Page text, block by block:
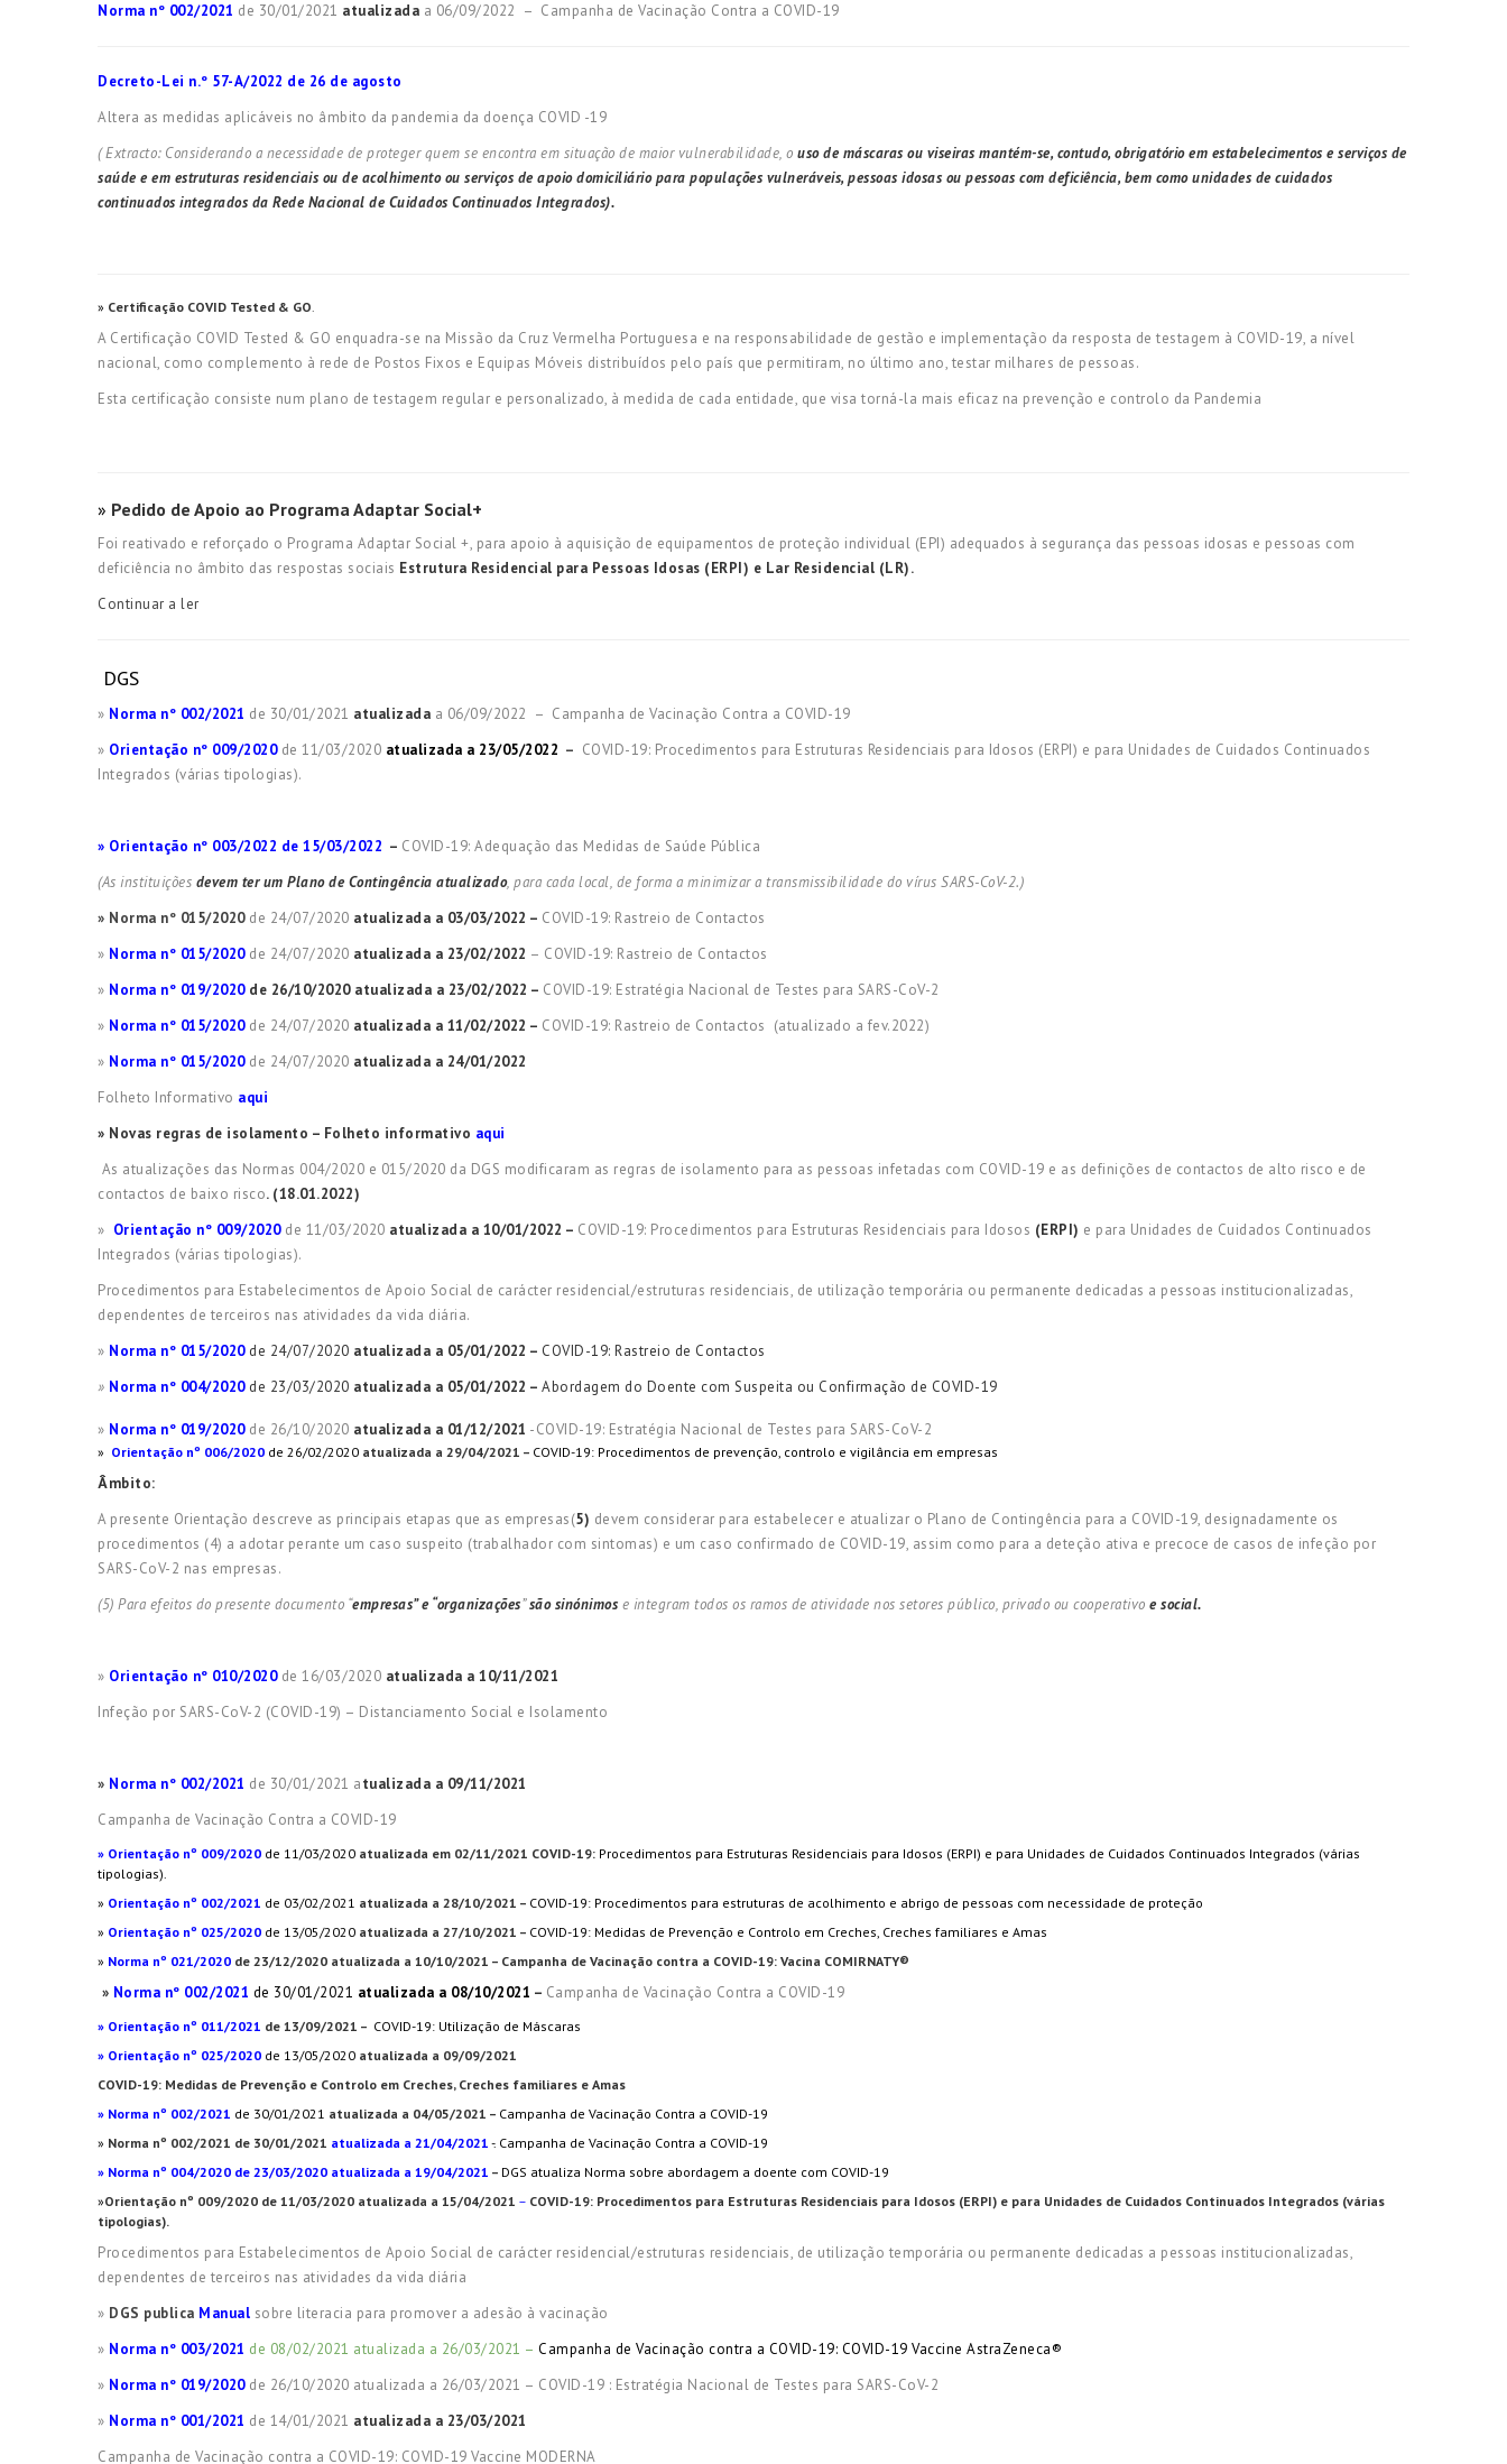
Norma nº 002/2021 de 30/01/2021 atualizada a 06/09/2022 – Campanha de Vacinação Contra a COVID-19
Decreto-Lei n.º 57-A/2022 de 26 de agosto
Altera as medidas aplicáveis no âmbito da pandemia da doença COVID -19
( Extracto: Considerando a necessidade de proteger quem se encontra em situação de maior vulnerabilidade, o uso de máscaras ou viseiras mantém-se, contudo, obrigatório em estabelecimentos e serviços de
saúde e em estruturas residenciais ou de acolhimento ou serviços de apoio domiciliário para populações vulneráveis, pessoas idosas ou pessoas com deficiência, bem como unidades de cuidados
continuados integrados da Rede Nacional de Cuidados Continuados Integrados).
» Certificação COVID Tested & GO.
A Certificação COVID Tested & GO enquadra-se na Missão da Cruz Vermelha Portuguesa e na responsabilidade de gestão e implementação da resposta de testagem à COVID-19, a nível
nacional, como complemento à rede de Postos Fixos e Equipas Móveis distribuídos pelo país que permitiram, no último ano, testar milhares de pessoas.
Esta certificação consiste num plano de testagem regular e personalizado, à medida de cada entidade, que visa torná-la mais eficaz na prevenção e controlo da Pandemia
» Pedido de Apoio ao Programa Adaptar Social+
Foi reativado e reforçado o Programa Adaptar Social +, para apoio à aquisição de equipamentos de proteção individual (EPI) adequados à segurança das pessoas idosas e pessoas com
deficiência no âmbito das respostas sociais Estrutura Residencial para Pessoas Idosas (ERPI) e Lar Residencial (LR).
Continuar a ler
DGS
» Norma nº 002/2021 de 30/01/2021 atualizada a 06/09/2022 – Campanha de Vacinação Contra a COVID-19
» Orientação nº 009/2020de 11/03/2020 atualizada a 23/05/2022 – COVID-19: Procedimentos para Estruturas Residenciais para Idosos (ERPI) e para Unidades de Cuidados Continuados
Integrados (várias tipologias).
» Orientação nº 003/2022 de 15/03/2022 – COVID-19: Adequação das Medidas de Saúde Pública
(As instituições devem ter um Plano de Contingência atualizado, para cada local, de forma a minimizar a transmissibilidade do vírus SARS-CoV-2.)
» Norma nº 015/2020 de 24/07/2020 atualizada a 03/03/2022 – COVID-19: Rastreio de Contactos
» Norma nº 015/2020de 24/07/2020 atualizada a 23/02/2022 – COVID-19: Rastreio de Contactos
» Norma nº 019/2020de 26/10/2020 atualizada a 23/02/2022 – COVID-19: Estratégia Nacional de Testes para SARS-CoV-2
» Norma nº 015/2020de 24/07/2020 atualizada a 11/02/2022 – COVID-19: Rastreio de Contactos (atualizado a fev.2022)
» Norma nº 015/2020 de 24/07/2020 atualizada a 24/01/2022
Folheto Informativo aqui
» Novas regras de isolamento – Folheto informativo aqui
As atualizações das Normas 004/2020 e 015/2020 da DGS modificaram as regras de isolamento para as pessoas infetadas com COVID-19 e as definições de contactos de alto risco e de
contactos de baixo risco. (18.01.2022)
» Orientação nº 009/2020 de 11/03/2020 atualizada a 10/01/2022 – COVID-19: Procedimentos para Estruturas Residenciais para Idosos (ERPI) e para Unidades de Cuidados Continuados
Integrados (várias tipologias).
Procedimentos para Estabelecimentos de Apoio Social de carácter residencial/estruturas residenciais, de utilização temporária ou permanente dedicadas a pessoas institucionalizadas,
dependentes de terceiros nas atividades da vida diária.
» Norma nº 015/2020 de 24/07/2020 atualizada a 05/01/2022 – COVID-19: Rastreio de Contactos
» Norma nº 004/2020 de 23/03/2020 atualizada a 05/01/2022 – Abordagem do Doente com Suspeita ou Confirmação de COVID-19
» Norma nº 019/2020 de 26/10/2020 atualizada a 01/12/2021 -COVID-19: Estratégia Nacional de Testes para SARS-CoV-2
» Orientação nº 006/2020 de 26/02/2020 atualizada a 29/04/2021 – COVID-19: Procedimentos de prevenção, controlo e vigilância em empresas
Âmbito:
A presente Orientação descreve as principais etapas que as empresas(5) devem considerar para estabelecer e atualizar o Plano de Contingência para a COVID-19, designadamente os
procedimentos (4) a adotar perante um caso suspeito (trabalhador com sintomas) e um caso confirmado de COVID-19, assim como para a deteção ativa e precoce de casos de infeção por
SARS-CoV-2 nas empresas.
(5) Para efeitos do presente documento “empresas” e “organizações”são sinónimos e integram todos os ramos de atividade nos setores público, privado ou cooperativo e social.
» Orientação nº 010/2020 de 16/03/2020 atualizada a 10/11/2021
Infeção por SARS-CoV-2 (COVID-19) – Distanciamento Social e Isolamento
» Norma nº 002/2021 de 30/01/2021 atualizada a 09/11/2021
Campanha de Vacinação Contra a COVID-19
» Orientação nº 009/2020 de 11/03/2020 atualizada em 02/11/2021 COVID-19: Procedimentos para Estruturas Residenciais para Idosos (ERPI) e para Unidades de Cuidados Continuados Integrados (várias
tipologias).
» Orientação nº 002/2021 de 03/02/2021 atualizada a 28/10/2021 – COVID-19: Procedimentos para estruturas de acolhimento e abrigo de pessoas com necessidade de proteção
» Orientação nº 025/2020 de 13/05/2020 atualizada a 27/10/2021 – COVID-19: Medidas de Prevenção e Controlo em Creches, Creches familiares e Amas
» Norma nº 021/2020 de 23/12/2020 atualizada a 10/10/2021 – Campanha de Vacinação contra a COVID-19: Vacina COMIRNATY®
» Norma nº 002/2021 de 30/01/2021 atualizada a 08/10/2021 – Campanha de Vacinação Contra a COVID-19
» Orientação nº 011/2021 de 13/09/2021 – COVID-19: Utilização de Máscaras
» Orientação nº 025/2020 de 13/05/2020 atualizada a 09/09/2021
COVID-19: Medidas de Prevenção e Controlo em Creches, Creches familiares e Amas
» Norma nº 002/2021 de 30/01/2021 atualizada a 04/05/2021 – Campanha de Vacinação Contra a COVID-19
» Norma nº 002/2021 de 30/01/2021 atualizada a 21/04/2021 -. Campanha de Vacinação Contra a COVID-19
» Norma nº 004/2020 de 23/03/2020 atualizada a 19/04/2021 – DGS atualiza Norma sobre abordagem a doente com COVID-19
»Orientação nº 009/2020 de 11/03/2020 atualizada a 15/04/2021 – COVID-19: Procedimentos para Estruturas Residenciais para Idosos (ERPI) e para Unidades de Cuidados Continuados Integrados (várias
tipologias).
Procedimentos para Estabelecimentos de Apoio Social de carácter residencial/estruturas residenciais, de utilização temporária ou permanente dedicadas a pessoas institucionalizadas,
dependentes de terceiros nas atividades da vida diária
» DGS publica Manual sobre literacia para promover a adesão à vacinação
» Norma nº 003/2021 de 08/02/2021 atualizada a 26/03/2021 – Campanha de Vacinação contra a COVID-19: COVID-19 Vaccine AstraZeneca®
» Norma nº 019/2020de 26/10/2020 atualizada a 26/03/2021 – COVID-19 : Estratégia Nacional de Testes para SARS-CoV-2
» Norma nº 001/2021 de 14/01/2021 atualizada a 23/03/2021
Campanha de Vacinação contra a COVID-19: COVID-19 Vaccine MODERNA